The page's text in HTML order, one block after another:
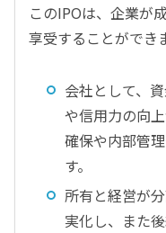
このIPOは、企業が
享受することができ
会社として、
や信用力の向
確保や内部管
す。
所有と経営が
実化し、また